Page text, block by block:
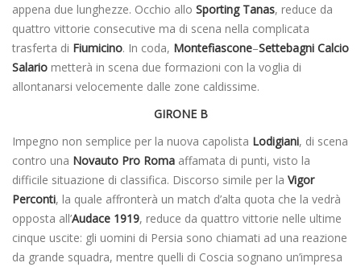
appena due lunghezze. Occhio allo Sporting Tanas, reduce da
quattro vittorie consecutive ma di scena nella complicata
trasferta di Fiumicino. In coda, Montefiascone–Settebagni Calcio
Salario metterà in scena due formazioni con la voglia di
allontanarsi velocemente dalle zone caldissime.
GIRONE B
Impegno non semplice per la nuova capolista Lodigiani, di scena
contro una Novauto Pro Roma affamata di punti, visto la
difficile situazione di classifica. Discorso simile per la Vigor
Perconti, la quale affronterà un match d’alta quota che la vedrà
opposta all’Audace 1919, reduce da quattro vittorie nelle ultime
cinque uscite: gli uomini di Persia sono chiamati ad una reazione
da grande squadra, mentre quelli di Coscia sognano un’impresa